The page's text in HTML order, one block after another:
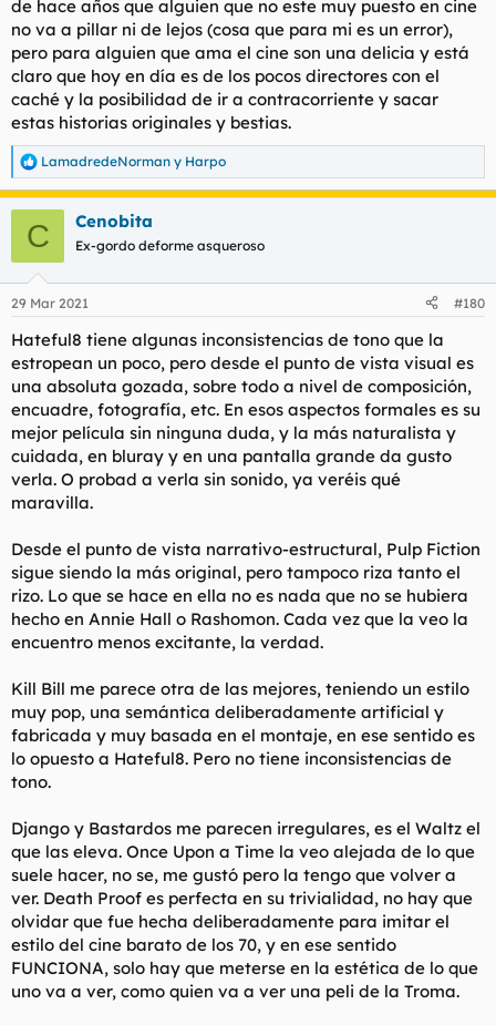
de hace años que alguien que no este muy puesto en cine
no va a pillar ni de lejos (cosa que para mi es un error),
pero para alguien que ama el cine son una delicia y está
claro que hoy en día es de los pocos directores con el
caché y la posibilidad de ir a contracorriente y sacar
estas historias originales y bestias.
R
e
a
e
:
LamadredeNorman y Harpo
C Cenobita
Ex-gordo deforme asqueroso
29 Mar 2021 #180
Hateful8 tiene algunas inconsistencias de tono que la
estropean un poco, pero desde el punto de vista visual es
una absoluta gozada, sobre todo a nivel de composición,
encuadre, fotografía, etc. En esos aspectos formales es su
mejor película sin ninguna duda, y la más naturalista y
cuidada, en bluray y en una pantalla grande da gusto
verla. O probad a verla sin sonido, ya veréis qué
maravilla.
Desde el punto de vista narrativo-estructural, Pulp Fiction
sigue siendo la más original, pero tampoco riza tanto el
rizo. Lo que se hace en ella no es nada que no se hubiera
hecho en Annie Hall o Rashomon. Cada vez que la veo la
encuentro menos excitante, la verdad.
Kill Bill me parece otra de las mejores, teniendo un estilo
muy pop, una semántica deliberadamente artificial y
fabricada y muy basada en el montaje, en ese sentido es
lo opuesto a Hateful8. Pero no tiene inconsistencias de
tono.
Django y Bastardos me parecen irregulares, es el Waltz el
que las eleva. Once Upon a Time la veo alejada de lo que
suele hacer, no se, me gustó pero la tengo que volver a
ver. Death Proof es perfecta en su trivialidad, no hay que
olvidar que fue hecha deliberadamente para imitar el
estilo del cine barato de los 70, y en ese sentido
FUNCIONA, solo hay que meterse en la estética de lo que
uno va a ver, como quien va a ver una peli de la Troma.